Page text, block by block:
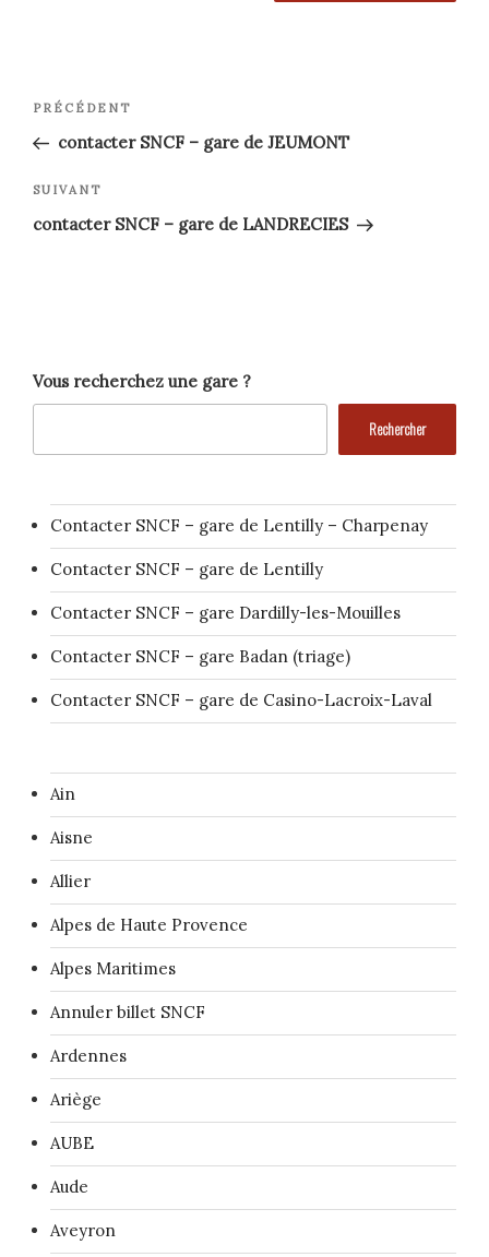
Navigation
de
l’article
Article
précédent
PRÉCÉDENT
contacter SNCF – gare de JEUMONT
Article
suivant
SUIVANT
contacter SNCF – gare de LANDRECIES
Vous recherchez une gare ?
Rechercher
Contacter SNCF – gare de Lentilly – Charpenay
Contacter SNCF – gare de Lentilly
Contacter SNCF – gare Dardilly-les-Mouilles
Contacter SNCF – gare Badan (triage)
Contacter SNCF – gare de Casino-Lacroix-Laval
Ain
Aisne
Allier
Alpes de Haute Provence
Alpes Maritimes
Annuler billet SNCF
Ardennes
Ariège
AUBE
Aude
Aveyron